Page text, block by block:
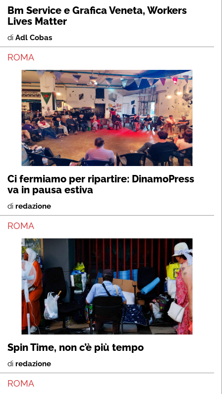
Bm Service e Grafica Veneta, Workers
Lives Matter
di Adl Cobas
ROMA
Ci fermiamo per ripartire: DinamoPress
va in pausa estiva
di redazione
ROMA
Spin Time, non c’è più tempo
di redazione
ROMA